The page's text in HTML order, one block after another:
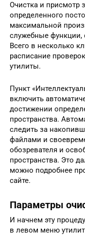
Очистка и присмотр
определенного
максимальной
служебные функции,
Всего в несколько
расписание
утилиты.
Пункт
включить
достижении
пространства.
следить за
файлами и
обозревателя и
пространства. Это
можно подробнее
сайте.
Параметры
И начнем эту
в левом меню